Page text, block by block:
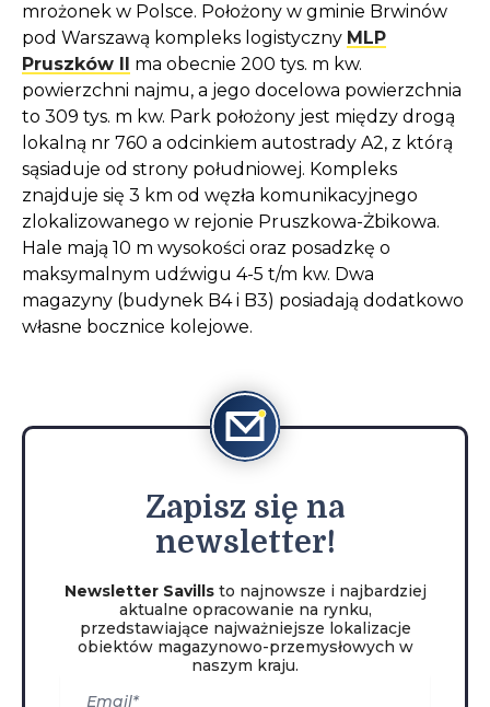
mrożonek w Polsce. Położony w gminie Brwinów
pod Warszawą kompleks logistyczny MLP
Pruszków II ma obecnie 200 tys. m kw.
powierzchni najmu, a jego docelowa powierzchnia
to 309 tys. m kw. Park położony jest między drogą
lokalną nr 760 a odcinkiem autostrady A2, z którą
sąsiaduje od strony południowej. Kompleks
znajduje się 3 km od węzła komunikacyjnego
zlokalizowanego w rejonie Pruszkowa-Żbikowa.
Hale mają 10 m wysokości oraz posadzkę o
maksymalnym udźwigu 4-5 t/m kw. Dwa
magazyny (budynek B4 i B3) posiadają dodatkowo
własne bocznice kolejowe.
Zapisz się na
newsletter!
Newsletter Savillsto najnowsze i najbardziej
aktualne opracowanie na rynku,
przedstawiające najważniejsze lokalizacje
obiektów magazynowo-przemysłowych w
naszym kraju.